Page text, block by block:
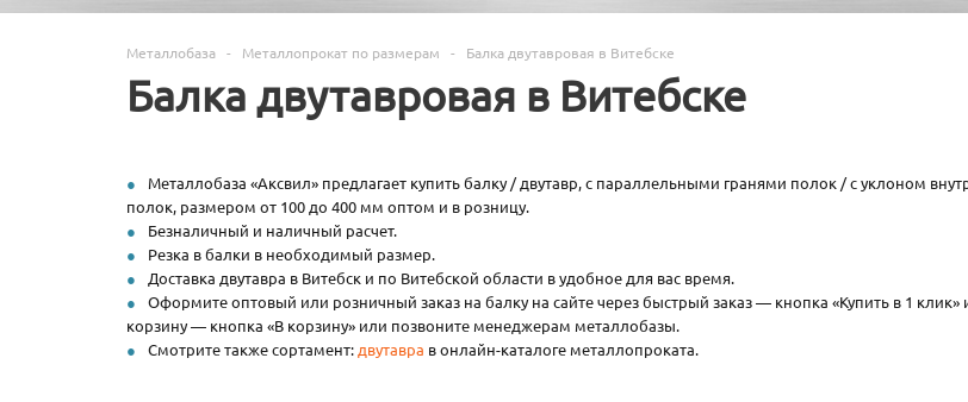
Металлобаза - Металлопрокат по размерам - Балка двутавровая в Витебске
Балка двутавровая в Витебске
Металлобаза «Аксвил» предлагает купить балку / двутавр, с параллельными гранями полок / с уклоном
полок, размером от 100 до 400 мм оптом и в розницу.
Безналичный и наличный расчет.
Резка в балки в необходимый размер.
Доставка двутавра в Витебск и по Витебской области в удобное для вас время.
Оформите оптовый или розничный заказ на балку на сайте через быстрый заказ — кнопка «Купить в 1 клик»
корзину — кнопка «В корзину» или позвоните менеджерам металлобазы.
Смотрите также сортамент: двутавра в онлайн-каталоге металлопроката.